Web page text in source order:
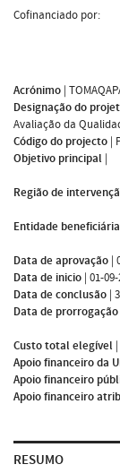
Cofinanciado por:
Acrónimo |
Designação do
Avaliação da
Código do projecto |
Objetivo principal |
Região de
Entidade beneficiária
Data de aprovação |
Data de inicio | 01-
Data de conclusão |
Data de prorrogação
Custo total elegível |
Apoio financeiro da
Apoio financeiro
Apoio financeiro
RESUMO